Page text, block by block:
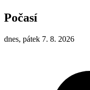
Počasí
dnes, pátek 7. 8. 2026